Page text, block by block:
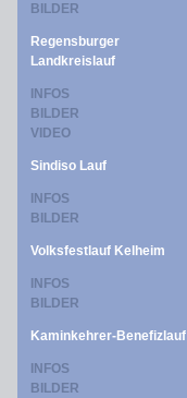
BILDER
Regensburger
Landkreislauf
INFOS
BILDER
VIDEO
Sindiso Lauf
INFOS
BILDER
Volksfestlauf Kelheim
INFOS
BILDER
Kaminkehrer-Benefizlauf
INFOS
BILDER